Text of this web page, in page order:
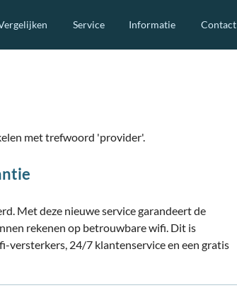
Service Informatie Contact
met trefwoord 'provider'.
Met deze nieuwe service garandeert de
rekenen op betrouwbare wifi. Dit is
versterkers, 24/7 klantenservice en een gratis